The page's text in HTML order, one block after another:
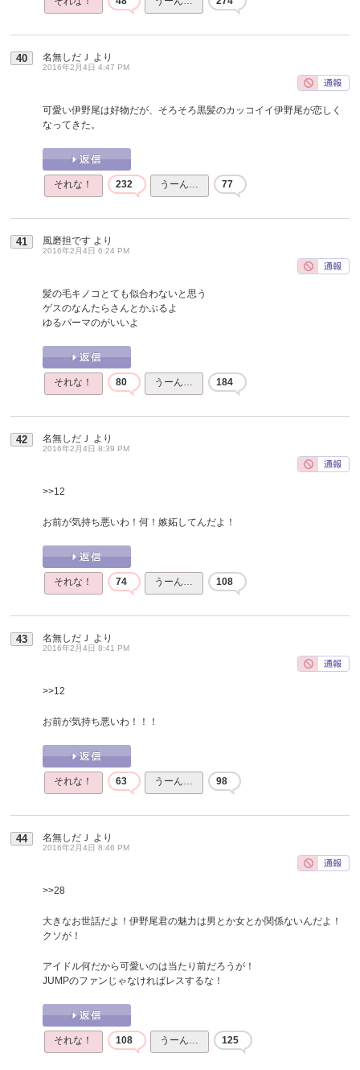
40 名無しだＪ より
2016年2月4日 4:47 PM
可愛い伊野尾は好物だが、そろそろ黒髪のカッコイイ伊野尾が恋しく
なってきた。
それな！ 232 うーん… 77
41 風磨担です より
2016年2月4日 6:24 PM
髪の毛キノコとても似合わないと思う
ゲスのなんたらさんとかぶるよ
ゆるパーマのがいいよ
それな！ 80 うーん… 184
42 名無しだＪ より
2016年2月4日 8:39 PM
>>12
お前が気持ち悪いわ！何！嫉妬してんだよ！
それな！ 74 うーん… 108
43 名無しだＪ より
2016年2月4日 8:41 PM
>>12
お前が気持ち悪いわ！！！
それな！ 63 うーん… 98
44 名無しだＪ より
2016年2月4日 8:46 PM
>>28
大きなお世話だよ！伊野尾君の魅力は男とか女とか関係ないんだよ！
クソが！
アイドル何だから可愛いのは当たり前だろうが！
JUMPのファンじゃなければレスするな！
それな！ 108 うーん… 125